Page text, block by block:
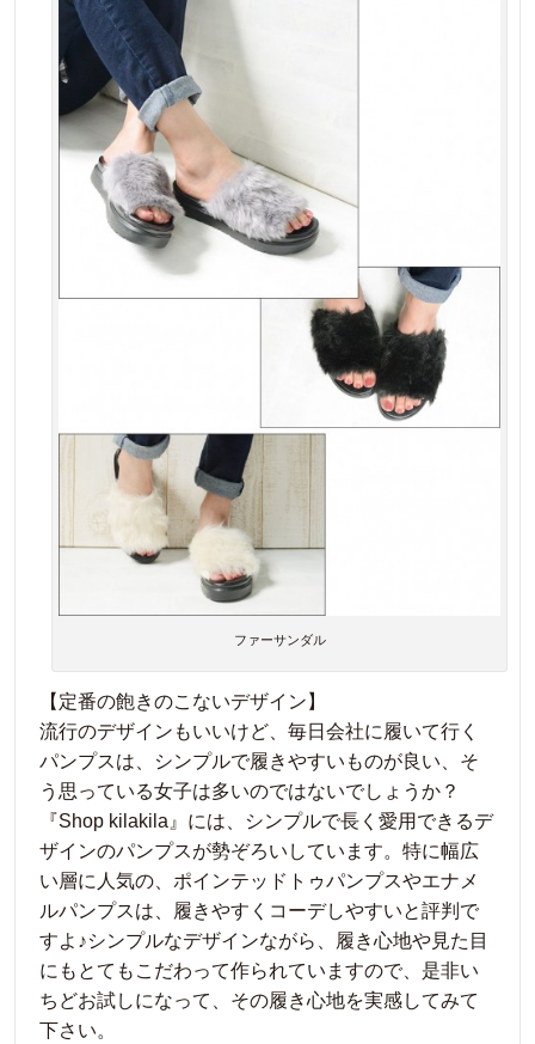
ファーサンダル
【定番の飽きのこないデザイン】
流行のデザインもいいけど、毎日会社に履いて行く
パンプスは、シンプルで履きやすいものが良い、そ
う思っている女子は多いのではないでしょうか？
『Shop kilakila』には、シンプルで長く愛用できるデ
ザインのパンプスが勢ぞろいしています。特に幅広
い層に人気の、ポインテッドトゥパンプスやエナメ
ルパンプスは、履きやすくコーデしやすいと評判で
すよ♪シンプルなデザインながら、履き心地や見た目
にもとてもこだわって作られていますので、是非い
ちどお試しになって、その履き心地を実感してみて
下さい。